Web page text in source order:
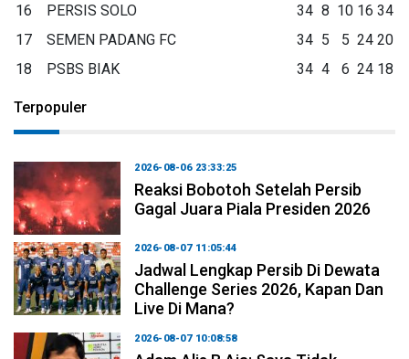
16
PERSIS SOLO 34 8 10 16 34
17
SEMEN PADANG FC 34 5 5 24 20
18
PSBS BIAK 34 4 6 24 18
Terpopuler
2026-08-06 23:33:25
Reaksi Bobotoh Setelah Persib
Gagal Juara Piala Presiden 2026
2026-08-07 11:05:44
Jadwal Lengkap Persib Di Dewata
Challenge Series 2026, Kapan Dan
Live Di Mana?
2026-08-07 10:08:58